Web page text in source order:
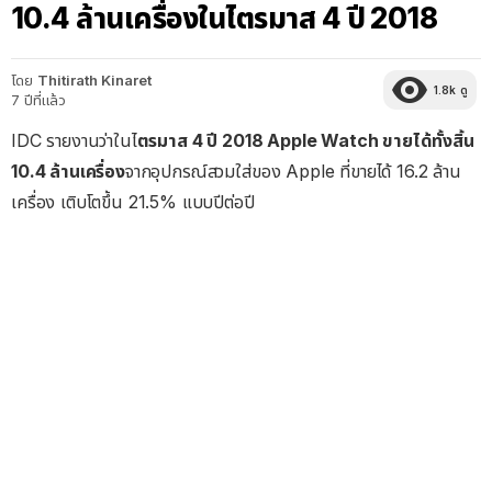
10.4 ล้านเครื่องในไตรมาส 4 ปี 2018
โดย Thitirath Kinaret
7 ปีที่แล้ว
1.8k ดู
IDC รายงานว่าในไตรมาส 4 ปี 2018 Apple Watch ขายได้ทั้งสิ้น
10.4 ล้านเครื่องจากอุปกรณ์สวมใส่ของ Apple ที่ขายได้ 16.2 ล้าน
เครื่อง เติบโตขึ้น 21.5% แบบปีต่อปี